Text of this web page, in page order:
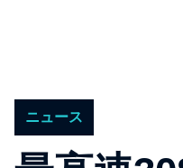
ニュース